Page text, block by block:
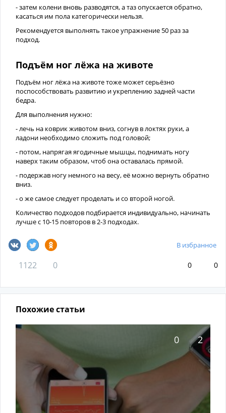
- затем колени вновь разводятся, а таз опускается обратно,
касаться им пола категорически нельзя.
Рекомендуется выполнять такое упражнение 50 раз за
подход.
Подъём ног лёжа на животе
Подъём ног лёжа на животе тоже может серьёзно
поспособствовать развитию и укреплению задней части
бедра.
Для выполнения нужно:
- лечь на коврик животом вниз, согнув в локтях руки, а
ладони необходимо сложить под головой;
- потом, напрягая ягодичные мышцы, поднимать ногу
наверх таким образом, чтоб она оставалась прямой.
- подержав ногу немного на весу, её можно вернуть обратно
вниз.
- о же самое следует проделать и со второй ногой.
Количество подходов подбирается индивидуально, начинать
лучше с 10-15 повторов в 2-3 подходах.
В избранное
1122 0 0 0
Похожие статьи
0 2